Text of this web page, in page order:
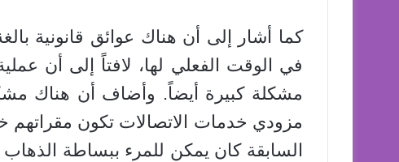
كما أشار إلى أن هناك عوائق قانونية
في الوقت الفعلي لها، لافتاً إلى أن
مشكلة كبيرة أيضاً. وأضاف أن هناك
مزودي خدمات الاتصالات تكون مقراتهم
السابقة كان يمكن للمرء ببساطة